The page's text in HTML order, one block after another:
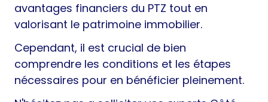
avantages financiers du PTZ tout en
valorisant le patrimoine immobilier.
Cependant, il est crucial de bien
comprendre les conditions et les étapes
nécessaires pour en bénéficier pleinement.